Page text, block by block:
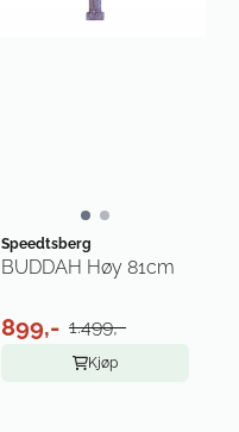
Speedtsberg
BUDDAH Høy 81cm
899,- 1.499,-
Kjøp